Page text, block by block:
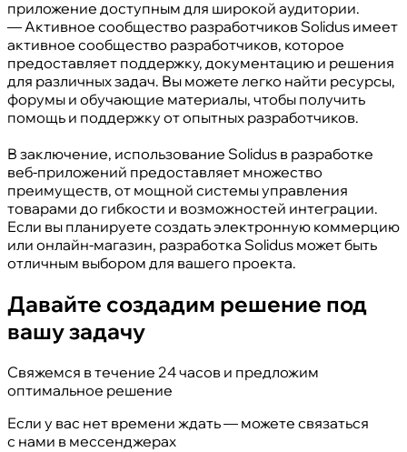
приложение доступным для широкой аудитории.
— Активное сообщество разработчиков Solidus имеет
активное сообщество разработчиков, которое
предоставляет поддержку, документацию и решения
для различных задач. Вы можете легко найти ресурсы,
форумы и обучающие материалы, чтобы получить
помощь и поддержку от опытных разработчиков.
В заключение, использование Solidus в разработке
веб-приложений предоставляет множество
преимуществ, от мощной системы управления
товарами до гибкости и возможностей интеграции.
Если вы планируете создать электронную коммерцию
или онлайн-магазин, разработка Solidus может быть
отличным выбором для вашего проекта.
Давайте создадим решение под
вашу задачу
Свяжемся в течение 24 часов и предложим
оптимальное решение
Если у вас нет времени ждать — можете связаться
с нами в мессенджерах